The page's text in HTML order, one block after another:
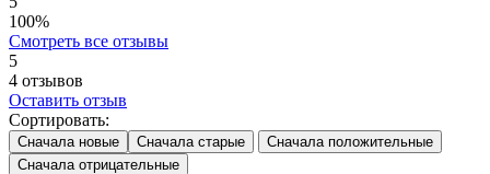
100%
Смотреть все отзывы
5
4 отзывов
Оставить отзыв
Сортировать:
Сначала новые Сначала старые
Сначала положительные
Сначала отрицательные